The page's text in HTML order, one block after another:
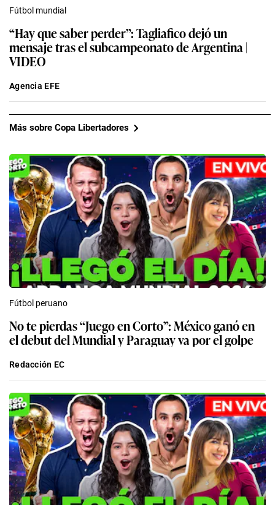
Fútbol mundial
“Hay que saber perder”: Tagliafico dejó un
mensaje tras el subcampeonato de Argentina |
VIDEO
Agencia EFE
Más sobre Copa Libertadores
Fútbol peruano
No te pierdas “Juego en Corto”: México ganó en
el debut del Mundial y Paraguay va por el golpe
Redacción EC